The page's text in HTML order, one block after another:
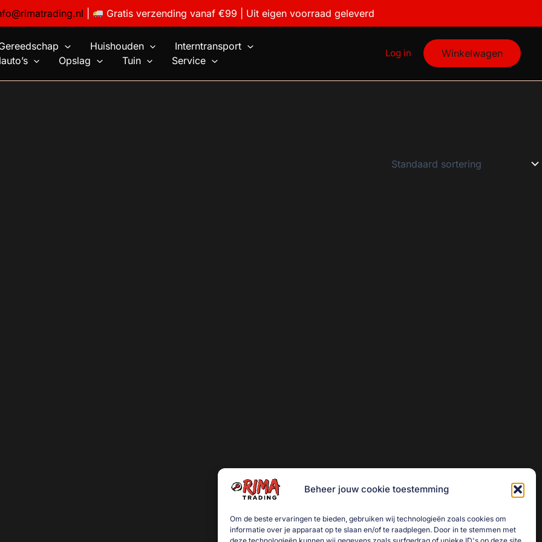
Gratis verzending vanaf €99 | Uit eigen voorraad geleverd
Beheer jouw cookie toestemming
Om de beste ervaringen te bieden, gebruiken wij technologieën zoals cookies om
informatie over je apparaat op te slaan en/of te raadplegen. Door in te stemmen met
Huishouden
Interntransport
Opslag Tuin Service
Log in Winkelwagen